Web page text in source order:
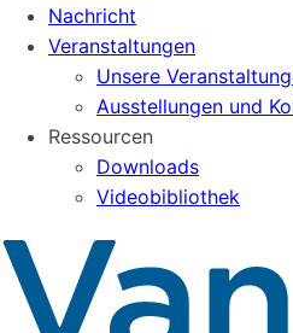
Nachricht
Veranstaltungen
Unsere
Ausstellungen und
Ressourcen
Downloads
Videobibliothek